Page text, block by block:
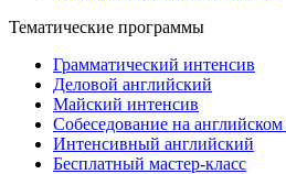
Тематические программы
Грамматический интенсив
Деловой английский
Майский интенсив
Собеседование на английском
Интенсивный английский
Бесплатный мастер-класс